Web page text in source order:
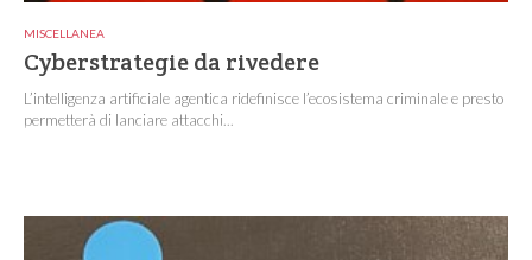
MISCELLANEA
Cyberstrategie da rivedere
L’intelligenza artificiale agentica ridefinisce l’ecosistema criminale e presto
permetterà di lanciare attacchi...